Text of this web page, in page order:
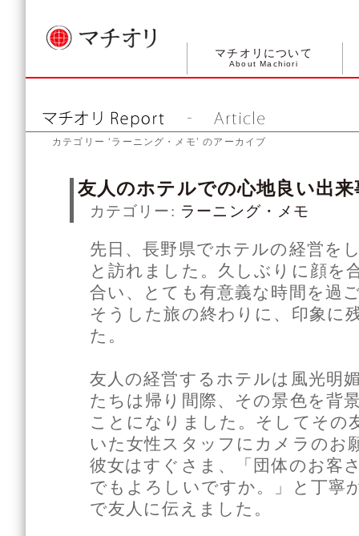
マチオリについて
About Machiori
カテゴリー ‘ラーニング・メモ’ のアーカイブ
友人のホテルでの心地良い出来
カテゴリー: ラーニング・メモ
先日、長野県でホテルの経営を
と訪れました。久しぶりに顔を
合い、とても有意義な時間を過
そうした旅の終わりに、印象に
た。
友人の経営するホテルは風光明
たちは帰り間際、その景色を背
ことになりました。そしてその
いた女性スタッフにカメラのお
彼女はすぐさま、「団体のお客
でもよろしいですか。」と丁寧
で友人に伝えました。